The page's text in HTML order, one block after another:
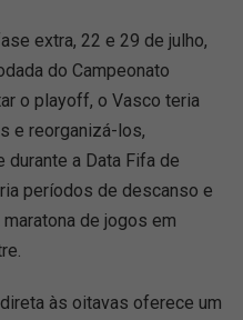
extra, 22 e 29 de julho,
do Campeonato
o playoff, o Vasco teria
e reorganizá-los,
a Data Fifa de
períodos de descanso e
de jogos em
às oitavas oferece um